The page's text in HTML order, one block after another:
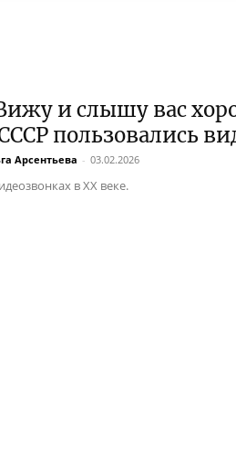
и слышу вас
пользовались
Арсентьева - 03.02.2026
в XX веке.